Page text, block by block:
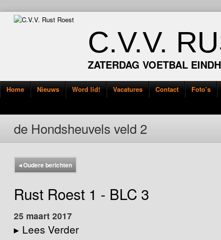
C.V.V.
ZATERDAG VOETBAL
Home Nieuws Word lid! Vacatures Contact Foto’s
de Hondsheuvels veld 2
◂Oudere berichten
Rust Roest 1 - BLC 3
25 maart 2017
▸ Lees Verder